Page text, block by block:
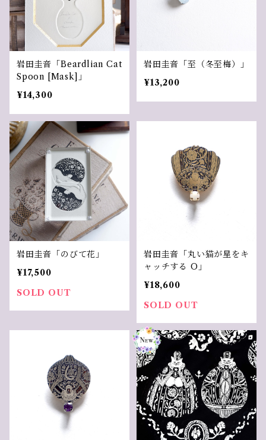
岩田圭音「Beardlian Cat
Spoon [Mask]」
¥14,300
岩田圭音「至（冬至梅）」
¥13,200
岩田圭音「のびて花」
¥17,500
SOLD OUT
岩田圭音「丸い猫が星をキ
ャッチする O」
¥18,600
SOLD OUT